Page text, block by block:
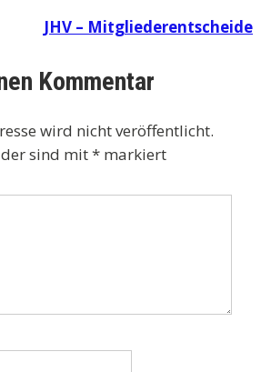
JHV – Mitgliederentscheide
Kommentar
wird nicht veröffentlicht.
sind mit* markiert